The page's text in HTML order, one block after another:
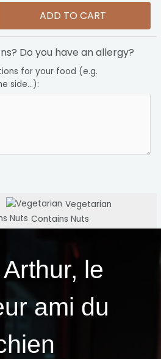
ADD TO CART
Do you have an allergy?
for your food (e.g.
side...):
Vegetarian
Contains Nuts
le
ami du